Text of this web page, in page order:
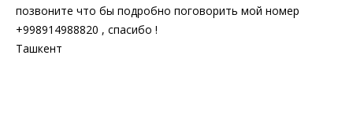
позвоните что бы подробно поговорить мой номер
+998914988820 , спасибо !
Ташкент